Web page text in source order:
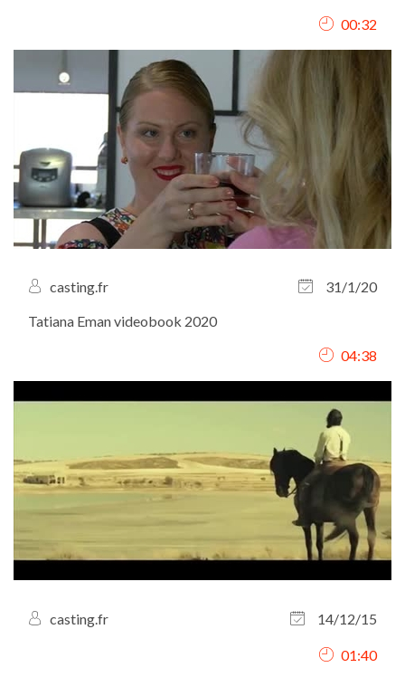
consejos-para-tener-una-carrera-llena-de-exitos. 00:32
casting.fr
31/1/20
Tatiana Eman videobook 2020
04:38
casting.fr 14/12/15
01:40